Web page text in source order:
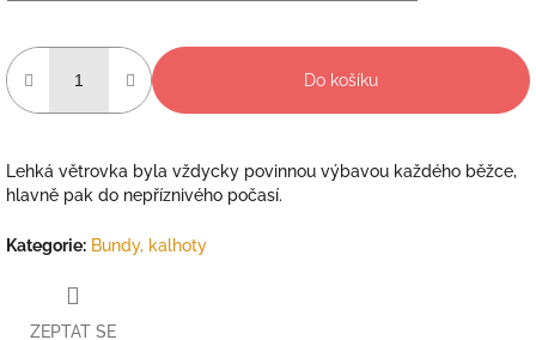
Do košíku
Lehká větrovka byla vždycky povinnou výbavou každého běžce,
hlavně pak do nepříznivého počasí.
Kategorie: Bundy, kalhoty
ZEPTAT SE